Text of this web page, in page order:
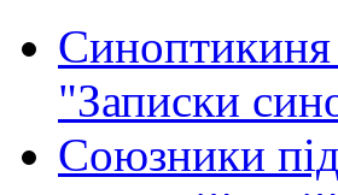
Синоптикиня
"Записки
Союзники